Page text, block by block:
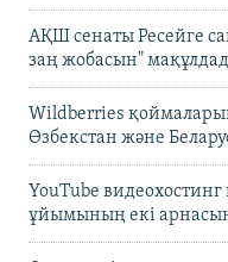
АҚШ сенаты Ресейге
заң жобасын"
Wildberries
Өзбекстан және
YouTube
ұйымының екі